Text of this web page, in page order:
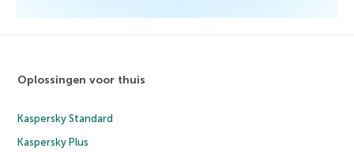
Oplossingen voor thuis
Kaspersky Standard
Kaspersky Plus